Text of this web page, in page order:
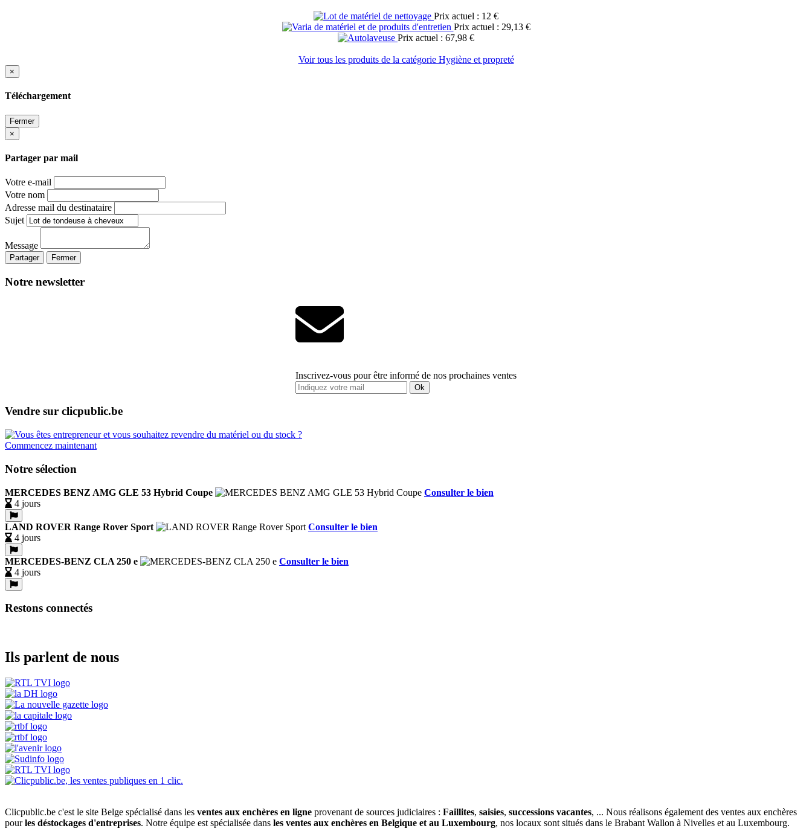
Prix actuel : 12 €
Prix actuel : 29,13 €
Prix actuel : 67,98 €
Voir tous les produits de la catégorie Hygiène et propreté
×
Téléchargement
Fermer
×
Partager par mail
Votre e-mail
Votre nom
Adresse mail du destinataire
Sujet
Message
Partager Fermer
Notre newsletter
Inscrivez-vous pour être informé de nos prochaines ventes
Ok
Vendre sur clicpublic.be
Commencez maintenant
Notre sélection
MERCEDES BENZ AMG GLE 53 Hybrid Coupe
Consulter le bien
4 jours
LAND ROVER Range Rover Sport
Consulter le bien
4 jours
MERCEDES-BENZ CLA 250 e
Consulter le bien
4 jours
Restons connectés
Ils parlent de nous
Clicpublic.be c'est le site Belge spécialisé dans les ventes aux enchères en ligne provenant de sources judiciaires : Faillites, saisies, successions vacantes, ... Nous réalisons également des ventes aux enchères
pourles déstockages d'entreprises. Notre équipe est spécialisée dans les ventes aux enchères en Belgique et au Luxembourg, nos locaux sont situés dans le Brabant Wallon à Nivelles et au Luxembourg.